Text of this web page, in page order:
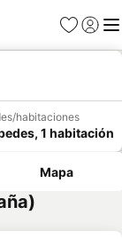
Favoritos
Iniciar
habitaciones
1 habitación
Mapa